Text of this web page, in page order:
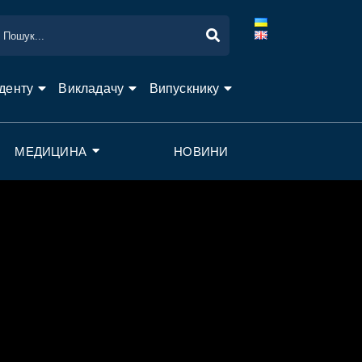
Викладачу Випускнику
МЕДИЦИНА НОВИНИ